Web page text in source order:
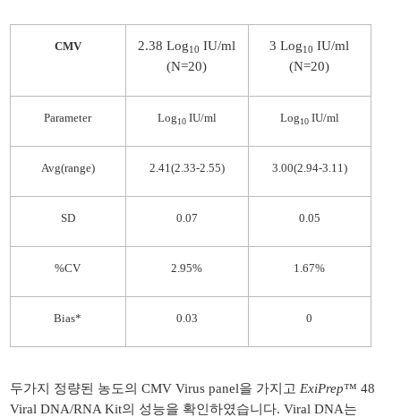
CMV 2.38 Log10 IU/ml
(N=20)
3 Log10 IU/ml
(N=20)
Parameter Log10IU/ml Log10IU/ml
Avg(range) 2.41(2.33-2.55) 3.00(2.94-3.11)
SD 0.07 0.05
%CV 2.95% 1.67%
Bias* 0.03 0
두가지 정량된 농도의 CMV Virus panel을 가지고 ExiPrep™ 48
Viral DNA/RNA Kit의 성능을 확인하였습니다. Viral DNA는